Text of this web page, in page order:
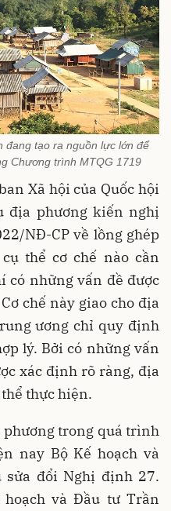
đang tạo ra nguồn lực lớn để
Chương trình MTQG 1719
Xã hội của Quốc hội
địa phương kiến nghị
NĐ-CP về lồng ghép
thể cơ chế nào cần
có những vấn đề được
chế này giao cho địa
ương chỉ quy định
lý. Bởi có những vấn
xác định rõ ràng, địa
thực hiện.
phương trong quá trình
nay Bộ Kế hoạch và
đổi Nghị định 27.
và Đầu tư Trần